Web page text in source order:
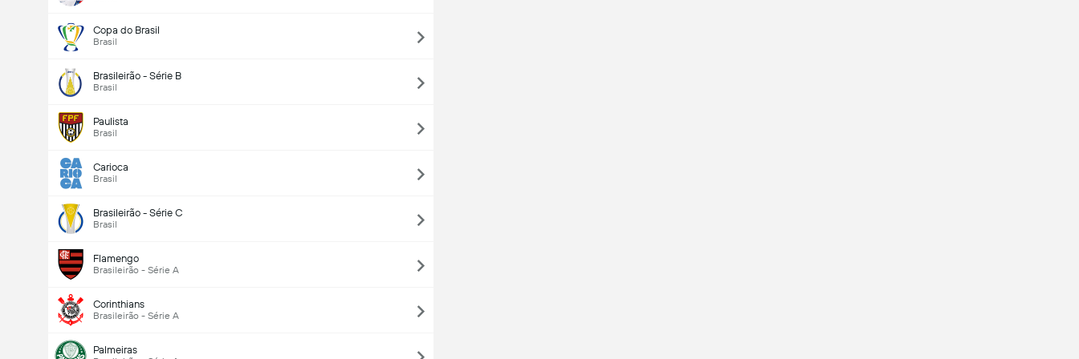
Copa do Brasil
Brasil
Brasileirão - Série B
Brasil
Paulista
Brasil
Carioca
Brasil
Brasileirão - Série C
Brasil
Flamengo
Brasileirão - Série A
Corinthians
Brasileirão - Série A
Palmeiras